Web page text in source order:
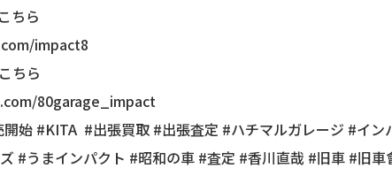
ちら
impact8
ちら
80garage_impact
始 #KITA #出張買取 #出張査定 #ハチマルガレージ #イ
#うまインパクト #昭和の車 #査定 #香川直哉 #旧車 #旧